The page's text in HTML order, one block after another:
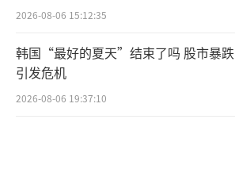
2026-08-06 15:12:35
韩国“最好的夏天”结束了吗 股市暴跌
引发危机
2026-08-06 19:37:10